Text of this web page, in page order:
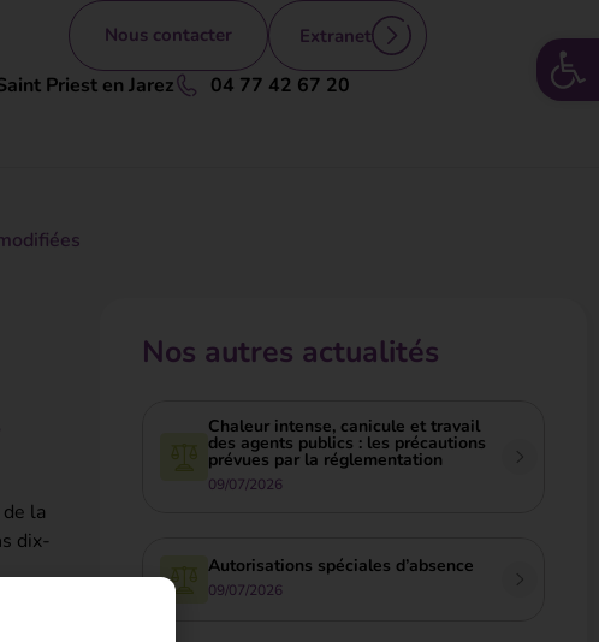
Nous contacter Extranet
Priest en Jarez 04 77 42 67 20
la
dix-
la
Nos autres actualités
Chaleur intense, canicule et travail
des agents publics : les précautions
prévues par la réglementation
09/07/2026
Autorisations spéciales d’absence
09/07/2026